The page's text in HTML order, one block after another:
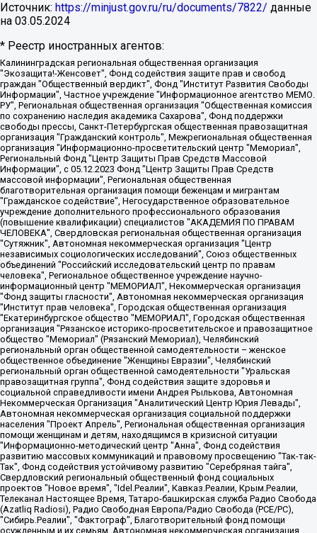
Источник: https://minjust.gov.ru/ru/documents/7822/ данные
на 03.05.2024
* Реестр иностранных агентов:
Калининградская региональная общественная организация "Экозащита!-Женсовет", Фонд содействия защите прав и свобод граждан "Общественный вердикт", Фонд "Институт Развития Свободы Информации", Частное учреждение "Информационное агентство МЕМО. РУ", Региональная общественная организация "Общественная комиссия по сохранению наследия академика Сахарова", Фонд поддержки свободы прессы, Санкт-Петербургская общественная правозащитная организация "Гражданский контроль", Межрегиональная общественная организация "Информационно-просветительский центр "Мемориал", Региональный Фонд "Центр Защиты Прав Средств Массовой Информации", с 05.12.2023 Фонд "Центр Защиты Прав Средств массовой информации", Региональная общественная благотворительная организация помощи беженцам и мигрантам "Гражданское содействие", Негосударственное образовательное учреждение дополнительного профессионального образования (повышение квалификации) специалистов "АКАДЕМИЯ ПО ПРАВАМ ЧЕЛОВЕКА", Свердловская региональная общественная организация "Сутяжник", Автономная некоммерческая организация "Центр независимых социологических исследований", Союз общественных объединений "Российский исследовательский центр по правам человека", Региональное общественное учреждение научно-информационный центр "МЕМОРИАЛ", Некоммерческая организация "Фонд защиты гласности", Автономная некоммерческая организация "Институт прав человека", Городская общественная организация "Екатеринбургское общество "МЕМОРИАЛ", Городская общественная организация "Рязанское историко-просветительское и правозащитное общество "Мемориал" (Рязанский Мемориал), Челябинский региональный орган общественной самодеятельности – женское общественное объединение "Женщины Евразии", Челябинский региональный орган общественной самодеятельности "Уральская правозащитная группа", Фонд содействия защите здоровья и социальной справедливости имени Андрея Рылькова, Автономная Некоммерческая Организация "Аналитический Центр Юрия Левады", Автономная некоммерческая организация социальной поддержки населения "Проект Апрель", Региональная общественная организация помощи женщинам и детям, находящимся в кризисной ситуации "Информационно-методический центр "Анна", Фонд содействия развитию массовых коммуникаций и правовому просвещению "Так-так-Так", Фонд содействия устойчивому развитию "Серебряная тайга", Свердловский региональный общественный фонд социальных проектов "Новое время", "Idel.Реалии", Кавказ.Реалии, Крым.Реалии, Телеканал Настоящее Время, Татаро-башкирская служба Радио Свобода (Azatliq Radiosi), Радио Свободная Европа/Радио Свобода (PCE/PC), "Сибирь.Реалии", "Фактограф", Благотворительный фонд помощи осужденным и их семьям, Автономная некоммерческая организация "Институт глобализации и социальных движений", Фонд "В защиту прав заключенных", Частное учреждение "Центр поддержки и содействия развитию средств массовой информации", Пензенский региональный общественный благотворительный фонд "Гражданский союз", "Север.Реалии", Некоммерческая организация Фонд "Правовая инициатива", Общество с ограниченной ответственностью "Радио Свободная Европа/Радио Свобода", Чешское информационное агентство "MEDIUM-ORIENT", Красноярская региональная общественная организация "Мы против СПИДа", Камалягин Денис Николаевич, Маркелов Сергей Евгеньевич, Пономарев Лев Александрович, Савицкая Людмила Алексеевна, Автономная некоммерческая организация "Центр по работе с проблемой насилия "НАСИЛИЮ.НЕТ", Межрегиональный профессиональный союз работников здравоохранения "Альянс врачей", Юридическое лицо, зарегистрированное в Латвийской Республике, SIA "Medusa Project" (регистрационный номер 40103797863, дата регистрации 10.06.2014), Некоммерческая организация "Фонд по борьбе с коррупцией", Автономная некоммерческая организация "Институт права и публичной политики", Баданин Роман Сергеевич, Гликин Максим Александрович, Железнова Мария Михайловна, Лукьянова Юлия Сергеевна, Маетная Елизавета Витальевна, Маняхин Петр Борисович, Чуракова Ольга Владимировна, Ярош Юлия Петровна, Юридическое лицо "The Insider SIA", зарегистрированное в Риге, Латвийская Республика (дата регистрации 26.06.2015), являющееся администратором доменного имени интернет-издания "The Insider SIA", https://theins.ru, Постернак Алексей Евгеньевич, Рубин Михаил Аркадьевич, Анин Роман Александрович, Юридическое лицо Istories fonds, зарегистрированное в Латвийской Республике (регистрационный номер 50008295751, дата регистрации 24.02.2020), Великовский Дмитрий Александрович, Долинина Ирина Николаевна, Мароховская Алеся Алексеевна, Шлейнов Роман Юрьевич, Шмагун Олеся Валентиновна, Общество с ограниченной ответственностью "Альтаир 2021", Общество с ограниченной ответственностью "Вега 2021", Общество с ограниченной ответственностью "Главный редактор 2021", Общество с ограниченной ответственностью "Ромашки монолит", Важенков Артем Валерьевич, Ивановская областная общественная организация "Центр гендерных исследований", Гурман Юрий Альбертович, Медиапроект "ОВД-Инфо", Егоров Владимир Владимирович, Жилинский Владимир Александрович, Общество с ограниченной ответственностью "ЗП", Иванова София Юрьевна, Карезина Инна Павловна, Кильтау Екатерина Викторовна, Петров Алексей Викторович, Пискунов Сергей Евгеньевич, Смирнов Сергей Сергеевич, Тихонов Михаил Сергеевич, Общество с ограниченной ответственностью "ЖУРНАЛИСТ-ИНОСТРАННЫЙ АГЕНТ", Арапова Галина Юрьевна, Вольтская Татьяна Анатольевна, Американская компания "Mason G.E.S. Anonymous Foundation" (США), являющаяся владельцем интернет-издания https://mnews.world/, Компания "Stichting Bellingcat", зарегистрированная в Нидерландах (дата регистрации 11.07.2018), Захаров Андрей Вячеславович, Клепиковская Екатерина Дмитриевна, Общество с ограниченной ответственностью "МЕМО", Перл Роман Александрович, Симонов Евгений Алексеевич, Соловьева Елена Анатольевна, Сотников Даниил Владимирович, Сурначева Елизавета Дмитриевна, Автономная некоммерческая организация по защите прав человека и информированию населения "Якутия – Наше Мнение", Общество с ограниченной ответственностью "Москоу диджитал медиа", с 26.01.2023 Общество с ограниченной ответственностью "Чайка Белые сады", Ветошкина Валерия Валерьевна, Заговора Максим Александрович, Межрегиональное общественное движение "Российская ЛГБТ - сеть", Оленичев Максим Владимирович, Павлов Иван Юрьевич, Скворцова Елена Сергеевна, Общество с ограниченной ответственностью "Как бы инагент", Кочетков Игорь Викторович, Общество с ограниченной ответственностью "Честные выборы", Еланчик Олег Александрович, Общество с ограниченной ответственностью "Нобелевский призыв", Гималова Регина Эмилевна, Григорьев Андрей Валерьевич, Григорьева Алина Александровна, Ассоциация по содействию защите прав призывников, альтернативнослужащих и военнослужащих "Правозащитная группа "Гражданин.Армия.Право", Хисамова Регина Фаритовна, Автономная некоммерческая организация по реализации социально-правовых программ "Лилит", Дальневосточное общественное движение "Маяк", Санкт-Петербургская ЛГБТ-инициативная группа "Выход", Инициативная группа ЛГБТ+ "Реверс", Алексеев Андрей Викторович, Бекбулатова Таисия Львовна, Беляев Иван Михайлович, Владыкина Елена Сергеевна, Гельман Марат Александрович, Никульшина Вероника Юрьевна, Толоконникова Надежда Андреевна, Шендерович Виктор Анатольевич, Общество с ограниченной ответственностью "Данное сообщение", Общество с ограниченной ответственностью Издательский дом "Новая глава", Айнбиндер Александра Александровна, Московский комьюнити-центр для ЛГБТ+инициатив, Благотворительный фонд развития филантропии, Deutsche Welle (Германия, Kurt-Schumacher-Strasse 3, 53113 Bonn), Борзунова Мария Михайловна, Воробьев Виктор Викторович, Голубева Анна Львовна, Константинова Алла Михайловна, Малкова Ирина Владимировна, Мурадов Мурад Абдулгалимович, Осетинская Елизавета Николаевна, Понасенков Евгений Николаевич, Ганапольский Матвей Юрьевич, Киселев Евгений Алексеевич, Борухович Ирина Григорьевна, Дремин Иван Тимофеевич, Дубровский Дмитрий Викторович, Красноярская региональная общественная организация поддержки и развития альтернативных образовательных технологий и межкультурных коммуникаций "ИНТЕРРА", Маяковская Екатерина Алексеевна, Фейгин Марк Захарович, Филимонов Андрей Викторович, Дзугкоева Регина Николаевна, Доброхотов Роман Александрович, Дудь Юрий Александрович, Елкин Сергей Владимирович, Кругликов Кирилл Игоревич, Сабунаева Мария Леонидовна, Семенов Алексей Владимирович, Шаинян Карен Багратович, Шульман Екатерина Михайловна, Асафьев Артур Валерьевич, Вахштайн Виктор Семенович, Венедиктов Алексей Алексеевич, Лушникова Екатерина Евгеньевна, Волков Леонид Михайлович, Невзоров Александр Глебович, Пархоменко Сергей Борисович, Сироткин Ярослав Николаевич, Кара-Мурза Владимир Владимирович, Баранова Наталья Владимировна, Гозман Леонид Яковлевич, Кагарлицкий Борис Юльевич, Климарев Михаил Валерьевич, Милов Владимир Станиславович, Автономная некоммерческая организация Краснодарский центр современного искусства "Типография", Моргенштерн Алишер Тагирович, Соболь Любовь Эдуардовна, Общество с ограниченной ответственностью "ЛИЗА НОРМ", Каспаров Гарри Кимович, Ходорковский Михаил Борисович, Общество с ограниченной ответственностью "Апрельские тезисы", Данилович Ирина Брониславовна, Кашин Олег Владимирович, Петров Николай Владимирович, Пивоваров Алексей Владимирович, Соколов Михаил Владимирович, Цветкова Юлия Владимировна, Чичваркин Евгений Александрович, Комитет против пыток/Команда против пыток, Общество с ограниченной ответственностью "Первый научный", Общество с ограниченной ответственностью "Вертолет и ко", Белоцерковская Вероника Борисовна, Кац Максим Евгеньевич, Лазарева Татьяна Юрьевна, Шаведдинов Руслан Табризович, Яшин Илья Валерьевич, Общество с ограниченной ответственностью "Иноагент ААВ", Алешковский Дмитрий Петрович, Альбац Евгения Марковна, Быков Дмитрий Львович, Галямина Юлия Евгеньевна, Лойко Сергей Леонидович, Мартынов Кирилл Константинович, Медведев Сергей Александрович, Крашенинников Федор Геннадиевич, Гордеева Катерина Вл